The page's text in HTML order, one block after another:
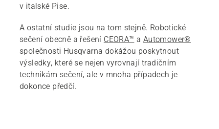
v italské Pise.
A ostatní studie jsou na tom stejně. Robotické
sečení obecně a řešení CEORA™ a Automower®
společnosti Husqvarna dokážou poskytnout
výsledky, které se nejen vyrovnají tradičním
technikám sečení, ale v mnoha případech je
dokonce předčí.